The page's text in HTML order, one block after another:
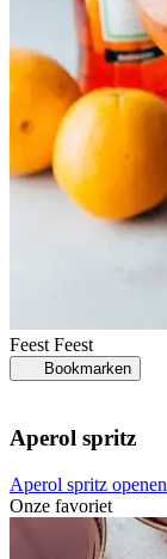
Feest Feest
Bookmarken
Aperol spritz
Aperol spritz openen
Onze favoriet